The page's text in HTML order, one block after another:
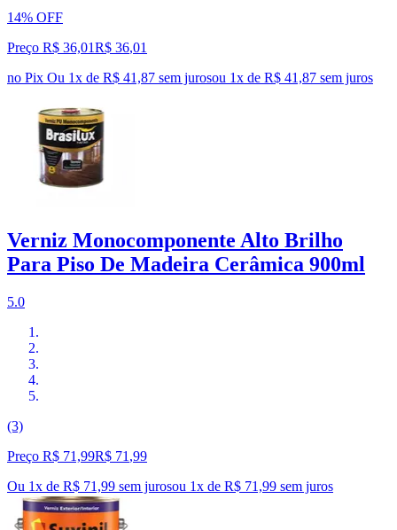
14% OFF
Preço R$ 36,01R$ 36,01
no Pix Ou 1x de R$ 41,87 sem jurosou 1x de R$ 41,87 sem juros
Verniz Monocomponente Alto Brilho
Para Piso De Madeira Cerâmica 900ml
5.0
(3)
Preço R$ 71,99R$ 71 ,99
Ou 1x de R$ 71,99 sem jurosou 1x de R$ 71,99 sem juros